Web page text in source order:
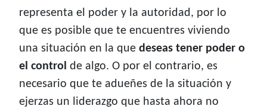
representa el poder y la autoridad, por lo
que es posible que te encuentres viviendo
una situación en la que deseas tener poder o
el control de algo. O por el contrario, es
necesario que te adueñes de la situación y
ejerzas un liderazgo que hasta ahora no